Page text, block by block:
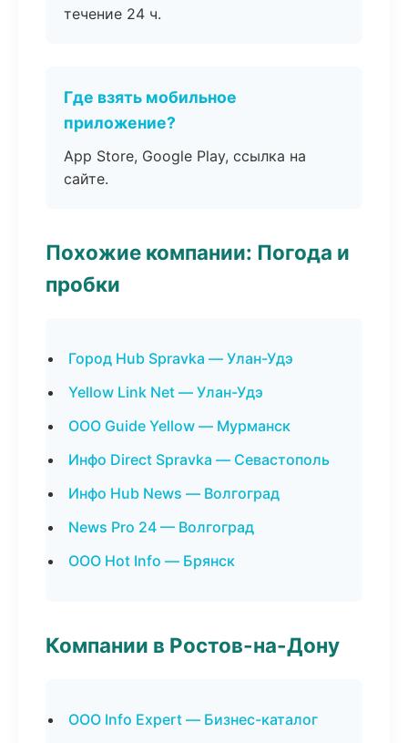
течение 24 ч.
Где взять мобильное
приложение?
App Store, Google Play, ссылка на
сайте.
Похожие компании: Погода и
пробки
Город Hub Spravka — Улан-Удэ
Yellow Link Net — Улан-Удэ
ООО Guide Yellow — Мурманск
Инфо Direct Spravka — Севастополь
Инфо Hub News — Волгоград
News Pro 24 — Волгоград
ООО Hot Info — Брянск
Компании в Ростов-на-Дону
ООО Info Expert — Бизнес-каталог